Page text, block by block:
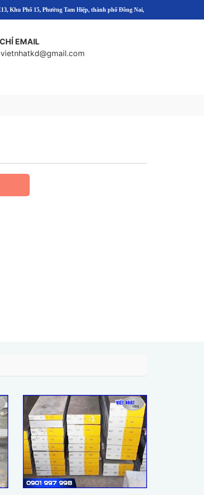
Khu Phố 15, Phường Tam Hiệp, thành phố Đồng Nai,
EMAIL